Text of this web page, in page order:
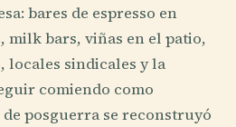
bares de espresso en
bars, viñas en el patio,
locales sindicales y la
comiendo como
posguerra se reconstruyó